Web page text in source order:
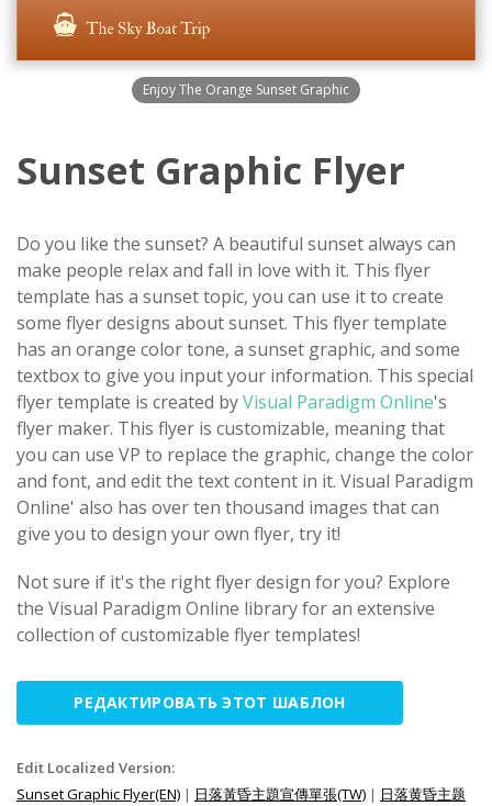
Enjoy The Orange Sunset Graphic
Sunset Graphic Flyer
Do you like the sunset? A beautiful sunset always can
make people relax and fall in love with it. This flyer
template has a sunset topic, you can use it to create
some flyer designs about sunset. This flyer template
has an orange color tone, a sunset graphic, and some
textbox to give you input your information. This special
flyer template is created byVisual Paradigm Online's
flyer maker. This flyer is customizable, meaning that
you can use VP to replace the graphic, change the color
and font, and edit the text content in it. Visual Paradigm
Online' also has over ten thousand images that can
give you to design your own flyer, try it!
Not sure if it's the right flyer design for you? Explore
the Visual Paradigm Online library for an extensive
collection of customizable flyer templates!
РЕДАКТИРОВАТЬ ЭТОТ ШАБЛОН
Edit Localized Version:
Sunset Graphic Flyer(EN) | 日落黃昏主題宣傳單張(TW) | 日落黄昏主题